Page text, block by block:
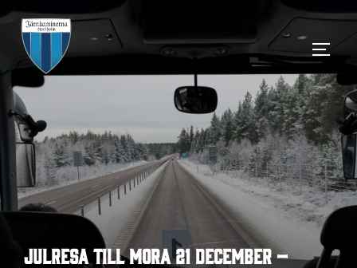
Hoppa
innehåll
Julresa till Mora 21 december –